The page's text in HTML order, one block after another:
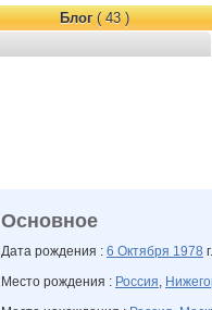
Блог( 43 )
Основное
Дата рождения : 6 Октября 1978
Место рождения : Россия,